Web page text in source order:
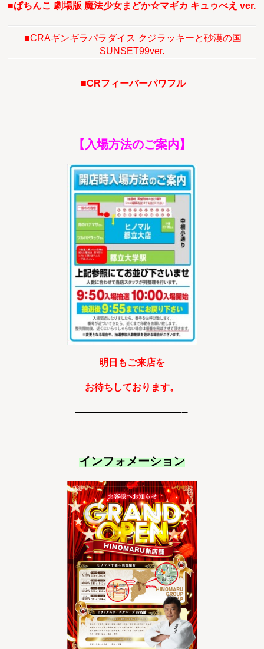
■ぱちんこ 劇場版 魔法少女まどか☆マギカ キュゥべえ ver.
■CRAギンギラパラダイス クジラッキーと砂漠の国
SUNSET99ver.
■CRフィーバーパワフル
【入場方法のご案内】
明日もご来店を
お待ちしております。
—————————–
インフォメーション